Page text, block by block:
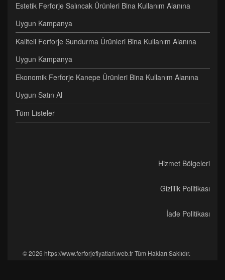
Estetik Ferforje Salıncak Ürünleri Bina Kullanım Alanına
Uygun Kampanya
Kaliteli Ferforje Sundurma Ürünleri Bina Kullanım Alanına
Uygun Kampanya
Ekonomik Ferforje Kanepe Ürünleri Bina Kullanım Alanına
Uygun Satın Al
Tüm Listeler
Hizmet Bölgeleri
Gizlilik Politikası
İade Politikası
© 2026 https://www.ferforjefiyatlari.web.tr Tüm Hakları Saklıdır.